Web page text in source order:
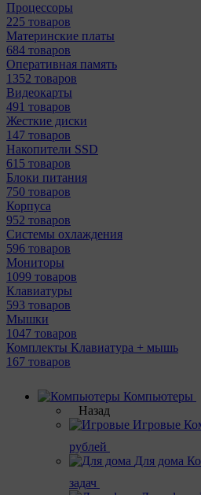
Процессоры
225 товаров
Материнcкие платы
684 товаров
Оперативная память
1352 товаров
Видеокарты
491 товаров
Жесткие диски
147 товаров
Накопители SSD
615 товаров
Блоки питания
750 товаров
Корпуса
952 товаров
Системы охлаждения
596 товаров
Мониторы
1099 товаров
Клавиатуры
593 товаров
Мышки
1047 товаров
Комплекты Клавиатура + мышь
167 товаров
Компьютеры
Назад
Игровые
рублей
Для дома
задач